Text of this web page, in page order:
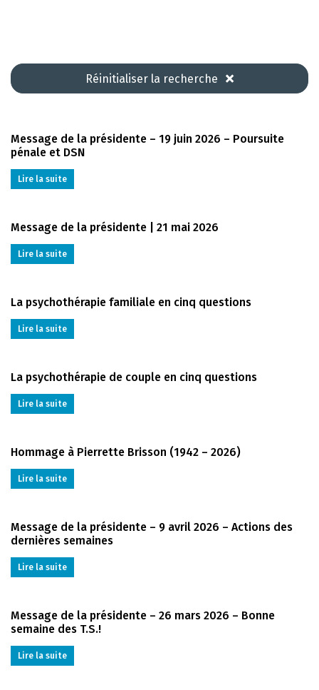
Réinitialiser la recherche
Message de la présidente – 19 juin 2026 – Poursuite
pénale et DSN
Lire la suite
Message de la présidente | 21 mai 2026
Lire la suite
La psychothérapie familiale en cinq questions
Lire la suite
La psychothérapie de couple en cinq questions
Lire la suite
Hommage à Pierrette Brisson (1942 – 2026)
Lire la suite
Message de la présidente – 9 avril 2026 – Actions des
dernières semaines
Lire la suite
Message de la présidente – 26 mars 2026 – Bonne
semaine des T.S.!
Lire la suite